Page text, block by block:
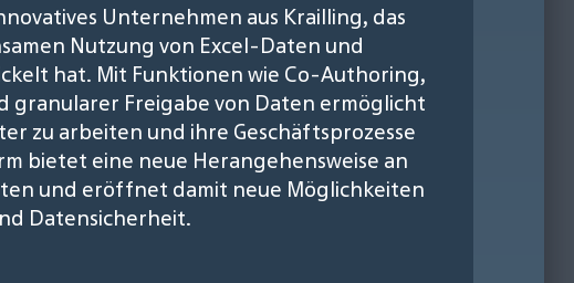
Unternehmen aus Krailling, das
Nutzung von Excel-Daten und
hat. Mit Funktionen wie Co-Authoring,
Freigabe von Daten ermöglicht
zu arbeiten und ihre Geschäftsprozesse
bietet eine neue Herangehensweise an
und eröffnet damit neue Möglichkeiten
Datensicherheit.